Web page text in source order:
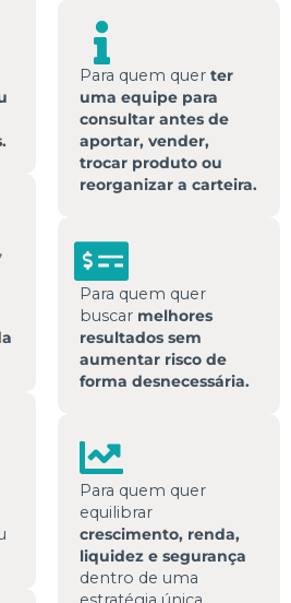
Para quem quer ter
uma equipe para
consultar antes de
aportar, vender,
trocar produto ou
reorganizar a carteira.
Para quem quer
buscar melhores
resultados sem
aumentar risco de
forma desnecessária.
Para quem quer
equilibrar
crescimento, renda,
liquidez e segurança
dentro de uma